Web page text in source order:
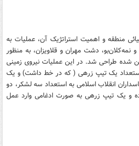
منطقه و اهمیت استراتژیک آن، عملیات به
نمه‌کلان‌بو، دشت مهران و قلاویزان، به منظور
‌شده طراحی شد. در این عملیات نیروی زمینی
یک تیپ زرهی ( که در خط داشت) و یک
انقلاب اسلامی به استعداد سه لشکر، دو
و یک تیپ زرهی به صورت ادغامی وارد عمل